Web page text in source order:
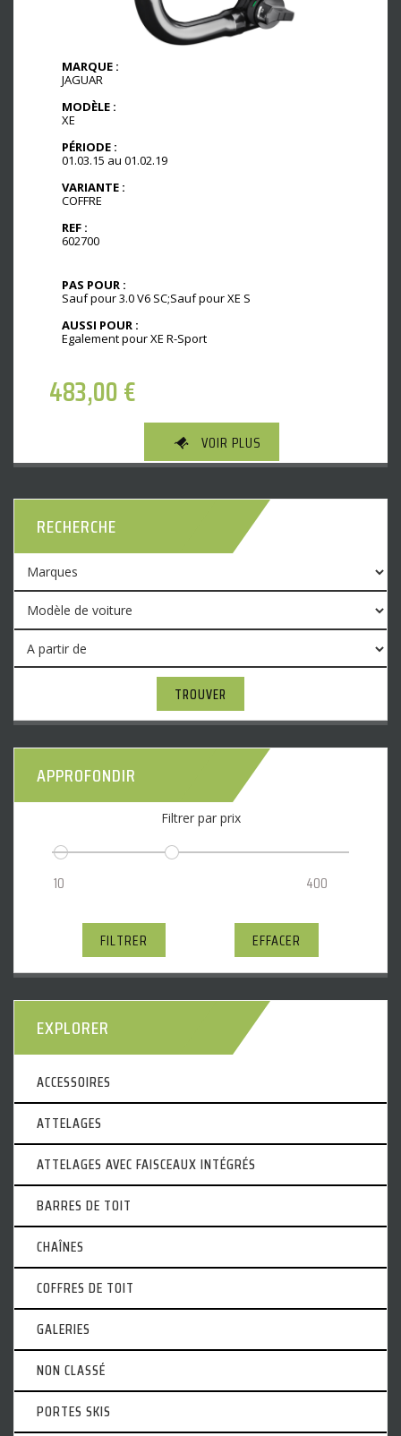
MARQUE :
JAGUAR
MODÈLE :
XE
PÉRIODE :
01.03.15 au 01.02.19
VARIANTE :
COFFRE
REF :
602700
PAS POUR :
Sauf pour 3.0 V6 SC;Sauf pour XE S
AUSSI POUR :
Egalement pour XE R-Sport
483,00€
VOIR PLUS
RECHERCHE
TROUVER
APPROFONDIR
Filtrer par prix
FILTRER EFFACER
EXPLORER
ACCESSOIRES
ATTELAGES
ATTELAGES AVEC FAISCEAUX INTÉGRÉS
BARRES DE TOIT
CHAÎNES
COFFRES DE TOIT
GALERIES
NON CLASSÉ
PORTES SKIS